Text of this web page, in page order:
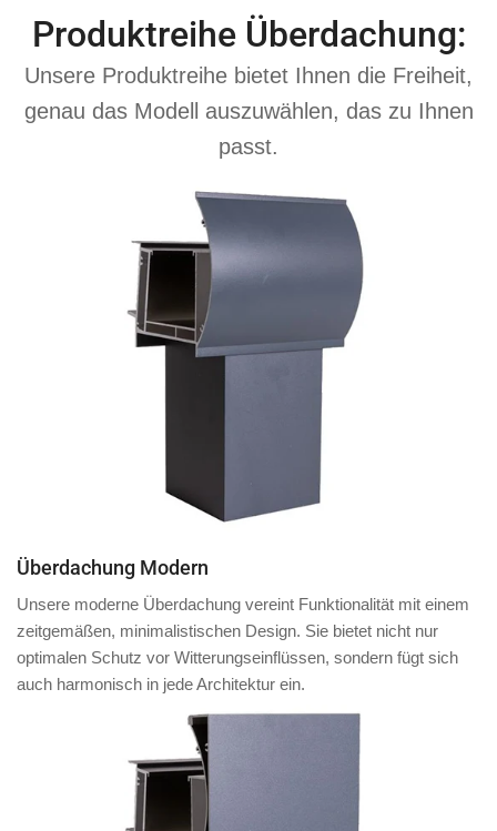
Produktreihe Überdachung:
Unsere Produktreihe bietet Ihnen die Freiheit,
genau das Modell auszuwählen, das zu Ihnen
passt.
Überdachung Modern
Unsere moderne Überdachung vereint Funktionalität mit einem
zeitgemäßen, minimalistischen Design. Sie bietet nicht nur
optimalen Schutz vor Witterungseinflüssen, sondern fügt sich
auch harmonisch in jede Architektur ein.